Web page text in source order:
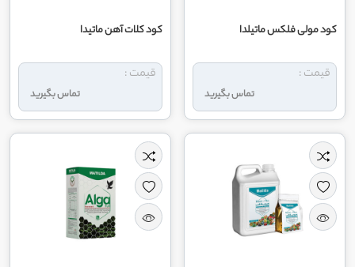
کود مولی فلکس ماتیلدا
تماس بگیرید
قیمت :
کود کلات آهن ماتیدا
تماس بگیرید
قیمت :